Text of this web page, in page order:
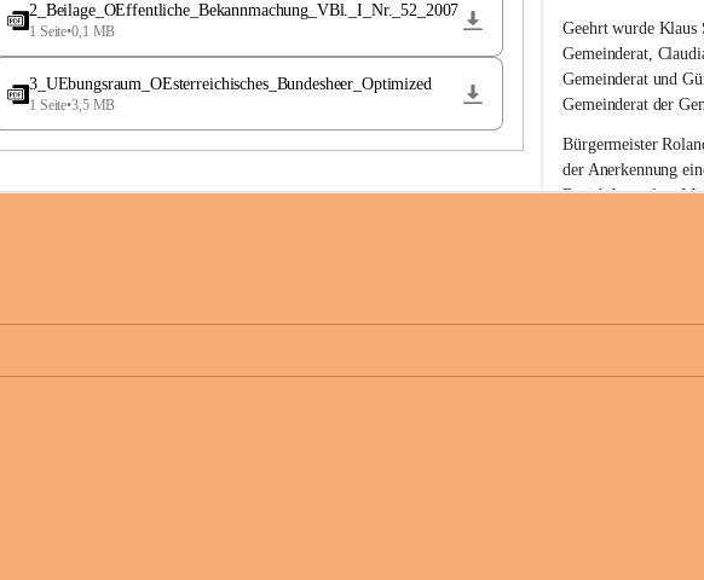
2_Beilage_OEffentliche_Bekannmachung_VBl._I_Nr._52_2007
1 Seite•0,1 MB
3_UEbungsraum_OEsterreichisches_Bundesheer_Optimized
1 Seite•3,5 MB
M
a
g
d
a
l
e
n
a
Geehrt wurde Klaus
Gemeinderat,
Gemeinderat und
Gemeinderat der
Bürgermeister
der Anerkennung
Bezirkshauptfrau